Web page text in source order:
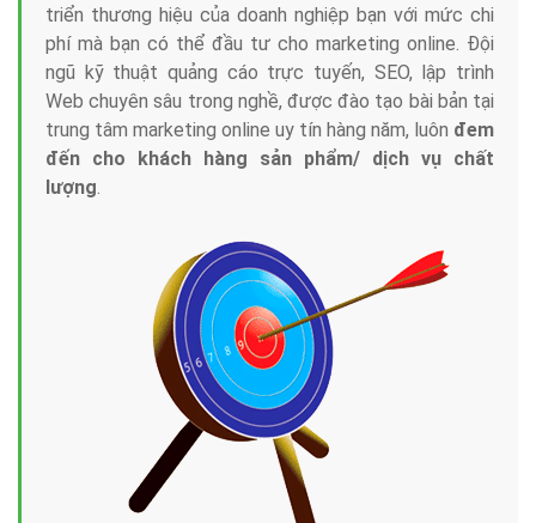
triển thương hiệu của doanh nghiệp bạn với mức chi
phí mà bạn có thể đầu tư cho marketing online. Đội
ngũ kỹ thuật quảng cáo trực tuyến, SEO, lập trình
Web chuyên sâu trong nghề, được đào tạo bài bản tại
trung tâm marketing online uy tín hàng năm, luôn đem
đến cho khách hàng sản phẩm/ dịch vụ chất
lượng.